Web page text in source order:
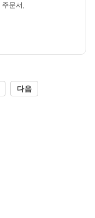
문서,
다음